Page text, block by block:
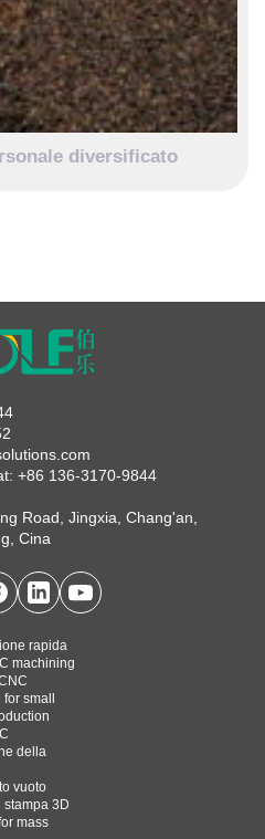
diversificato
+86 136-3170-9844
Road, Jingxia, Chang'an,
Cina
rapida
machining
small
della
vuoto
stampa 3D
mass